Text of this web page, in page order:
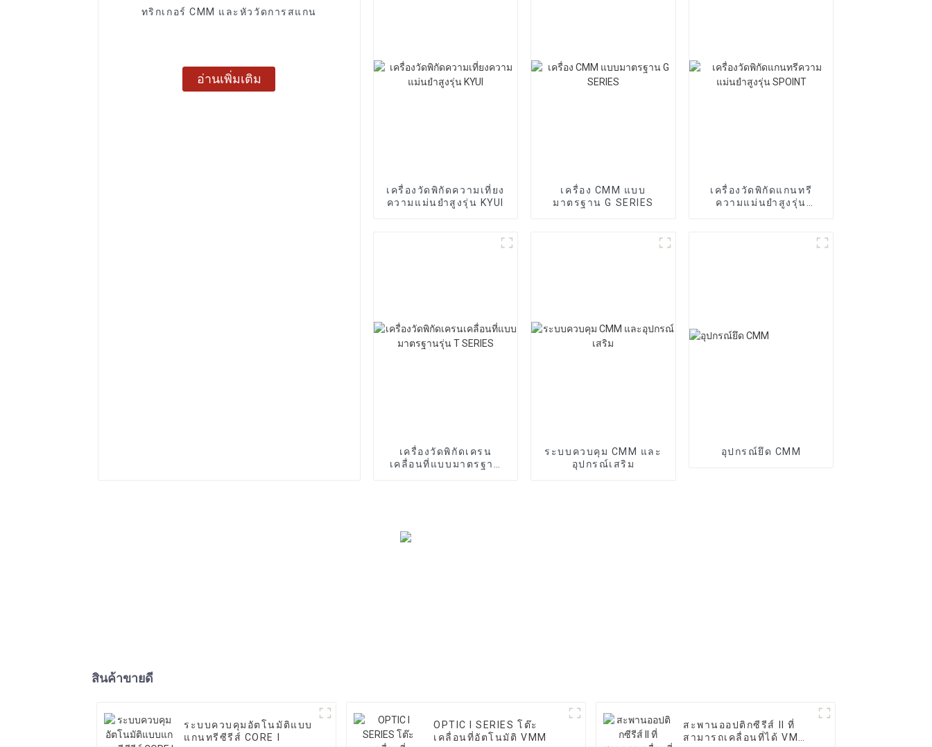
ทริกเกอร์ CMM และหัววัดการสแกน
อ่านเพิ่มเติม
เครื่องวัดพิกัดความเที่ยง
ความแม่นยำสูงรุ่น KYUI
เครื่อง CMM แบบ
มาตรฐาน G SERIES
เครื่องวัดพิกัดแกนทรี
ความแม่นยำสูงรุ่น
เครื่องวัดพิกัดเครน
เคลื่อนที่แบบมาตรฐาน
ระบบควบคุม CMM และ
อุปกรณ์เสริม
อุปกรณ์ยึด CMM
สินค้าขายดี
ระบบควบคุมอัตโนมัติแบบ
แกนทรีซีรีส์ CORE I
OPTIC I SERIES โต๊ะ
เคลื่อนที่อัตโนมัติ VMM
สะพานออปติกซีรีส์ II ที่
สามารถเคลื่อนที่ได้ VMM